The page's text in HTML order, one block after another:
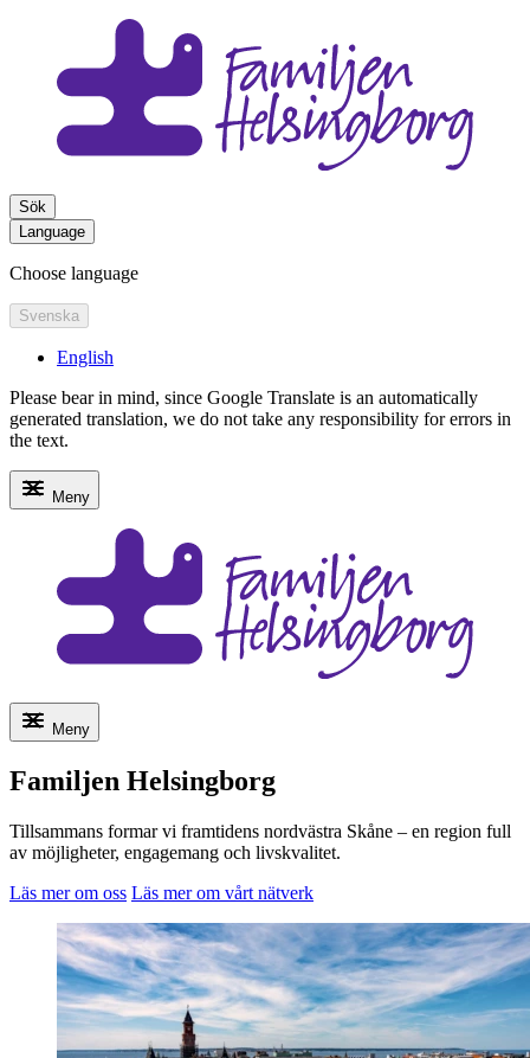
Sök
Language
Choose language
Svenska
English
Please bear in mind, since Google Translate is an automatically
generated translation, we do not take any responsibility for errors in
the text.
Meny
Meny
Familjen Helsingborg
Tillsammans formar vi framtidens nordvästra Skåne – en region full
av möjligheter, engagemang och livskvalitet.
Läs mer om oss Läs mer om vårt nätverk